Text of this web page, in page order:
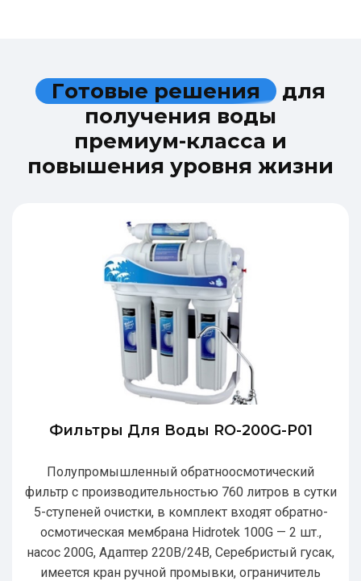
Готовые решения для
получения воды
премиум-класса и
повышения уровня жизни
Фильтры Для Воды RO-200G-P01
Полупромышленный обратноосмотический
фильтр с производительностью 760 литров в сутки
5-ступеней очистки, в комплект входят обратно-
осмотическая мембрана Hidrotek 100G — 2 шт.,
насос 200G, Адаптер 220В/24В, Серебристый гусак,
имеется кран ручной промывки, ограничитель